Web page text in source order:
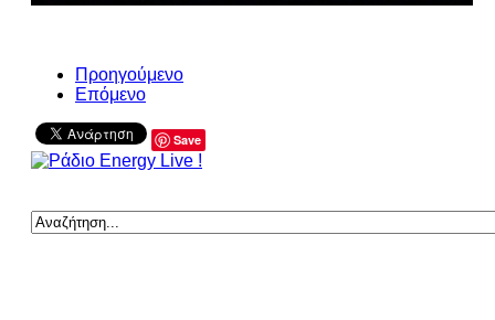
Προηγούμενο
Επόμενο
Save